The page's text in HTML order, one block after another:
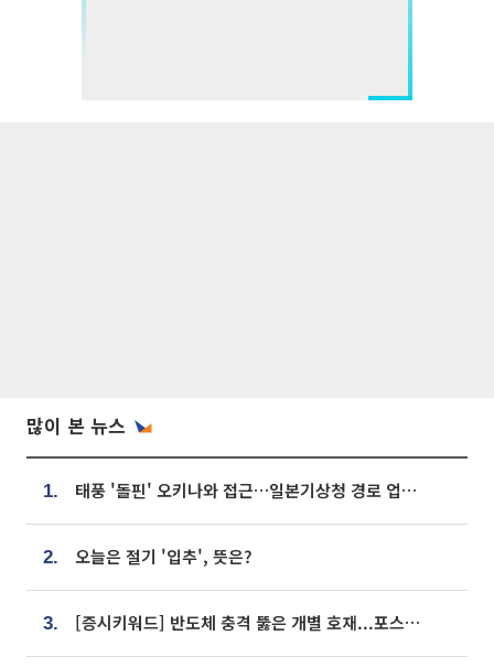
많이 본 뉴스
1. 태풍 '돌핀' 오키나와 접근…일본기상청 경로 업데이트
2. 오늘은 절기 '입추', 뜻은?
3. [증시키워드] 반도체 충격 뚫은 개별 호재...포스코퓨처엠·에코프로·한화솔루션 '눈길'